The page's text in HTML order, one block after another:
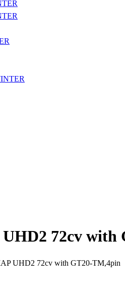
72cv with
UHD2 72cv with GT20-TM,4pin